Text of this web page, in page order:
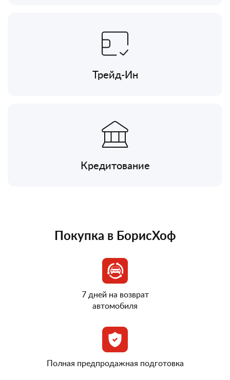
Трейд-Ин
Кредитование
Покупка в БорисХоф
7 дней на возврат
автомобиля
Полная предпродажная подготовка